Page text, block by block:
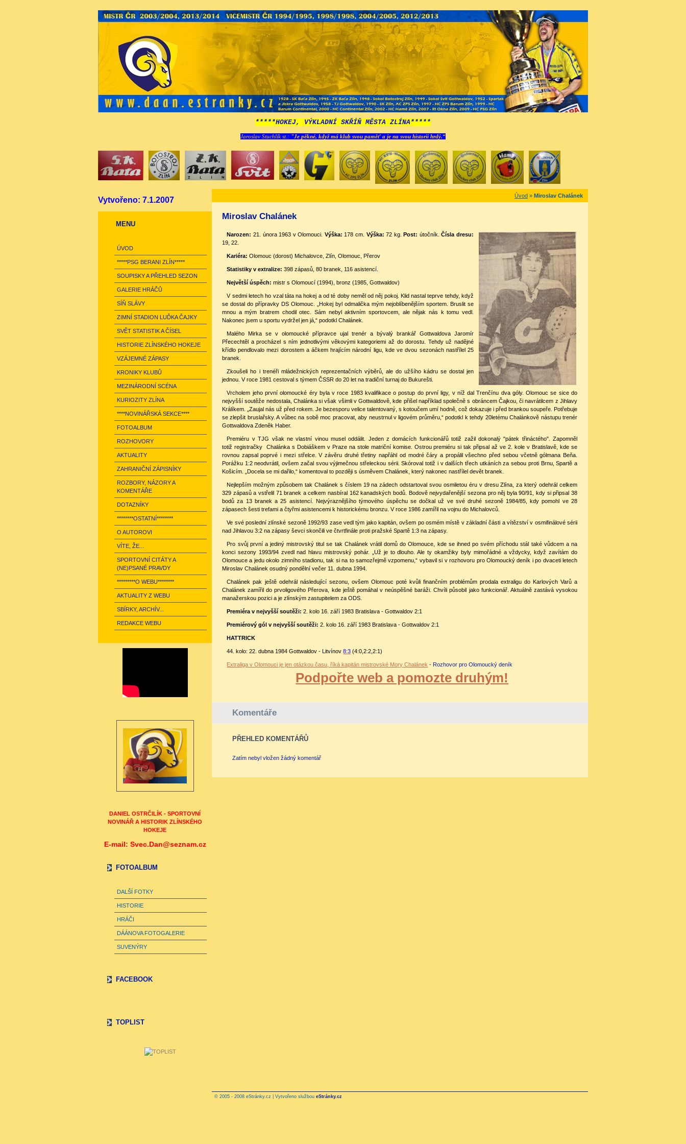
*****HOKEJ, VÝKLADNÍ SKŘÍŇ MĚSTA ZLÍNA*****
Jaroslav Stuchlík st.: "Je pěkné, když má klub svou paměť a je na svou historii hrdý.“
Vytvořeno: 7.1.2007
MENU
ÚVOD
*****PSG BERANI ZLÍN*****
SOUPISKY A PŘEHLED SEZON
GALERIE HRÁČŮ
SÍŇ SLÁVY
ZIMNÍ STADION LUĎKA ČAJKY
SVĚT STATISTIK A ČÍSEL
HISTORIE ZLÍNSKÉHO HOKEJE
VZÁJEMNÉ ZÁPASY
KRONIKY KLUBŮ
MEZINÁRODNÍ SCÉNA
KURIOZITY ZLÍNA
****NOVINÁŘSKÁ SEKCE****
FOTOALBUM
ROZHOVORY
AKTUALITY
ZAHRANIČNÍ ZÁPISNÍKY
ROZBORY, NÁZORY A
KOMENTÁŘE
DOTAZNÍKY
********OSTATNÍ********
O AUTOROVI
VÍTE, ŽE...
SPORTOVNÍ CITÁTY A
(NE)PSANÉ PRAVDY
*********O WEBU********
AKTUALITY Z WEBU
SBÍRKY, ARCHÍV...
REDAKCE WEBU
DANIEL OSTRČILÍK - SPORTOVNÍ
NOVINÁŘ A HISTORIK ZLÍNSKÉHO
HOKEJE
E-mail: Svec.Dan@seznam.cz
FOTOALBUM
DALŠÍ FOTKY
HISTORIE
HRÁČI
DÁÁNOVA FOTOGALERIE
SUVENÝRY
FACEBOOK
TOPLIST
Úvod » Miroslav Chalánek
Miroslav Chalánek
Narozen: 21. února 1963 v Olomouci. Výška: 178 cm. Výška: 72 kg.Post: útočník.Čísla dresu:
19, 22.
Kariéra: Olomouc (dorost) Michalovce, Zlín, Olomouc, Přerov
Statistiky v extralize:398 zápasů, 80 branek, 116 asistencí.
Největší úspěch: mistr s Olomoucí (1994), bronz (1985, Gottwaldov)
V sedmi letech ho vzal táta na hokej a od té doby neměl od něj pokoj. Klid nastal teprve tehdy, když
se dostal do přípravky DS Olomouc. „Hokej byl odmalička mým nejoblíbenějším sportem. Bruslit se
mnou a mým bratrem chodil otec. Sám nebyl aktivním sportovcem, ale nějak nás k tomu vedl.
Nakonec jsem u sportu vydržel jen já,“ podotkl Chalánek.
Malého Mirka se v olomoucké přípravce ujal trenér a bývalý brankář Gottwaldova Jaromír
Přecechtěl a procházel s ním jednotlivými věkovými kategoriemi až do dorostu. Tehdy už nadějné
křídlo pendlovalo mezi dorostem a áčkem hrajícím národní ligu, kde ve dvou sezonách nastřílel 25
branek.
Zkoušeli ho i trenéři mládežnických reprezentačních výběrů, ale do užšího kádru se dostal jen
jednou. V roce 1981 cestoval s týmem ČSSR do 20 let na tradiční turnaj do Bukurešti.
Vrcholem jeho první olomoucké éry byla v roce 1983 kvalifikace o postup do první ligy, v níž dal Trenčínu dva góly. Olomouc se sice do
nejvyšší soutěže nedostala, Chalánka si však všimli v Gottwaldově, kde přišel například společně s obráncem Čajkou, či navrátilcem z Jihlavy
Králíkem. „Zaujal nás už před rokem. Je bezesporu velice talentovaný, s kotoučem umí hodně, což dokazuje i před brankou soupeře. Potřebuje
se zlepšit bruslařsky. A vůbec na sobě moc pracovat, aby neustrnul v ligovém průměru,“ podotkl k tehdy 20letému Chalánkově nástupu trenér
Gottwaldova Zdeněk Haber.
Premiéru v TJG však ne vlastní vinou musel oddálit. Jeden z domácích funkcionářů totiž zažil dokonalý "pátek třináctého". Zapomněl
totiž registračky Chalánka s Dobiáškem v Praze na stole matriční komise. Ostrou premiéru si tak připsal až ve 2. kole v Bratislavě, kde se
rovnou zapsal poprvé i mezi střelce. V závěru druhé třetiny napřáhl od modré čáry a propálil všechno před sebou včetně gólmana Beňa.
Porážku 1:2 neodvrátil, ovšem začal svou výjimečnou střeleckou sérii. Skóroval totiž i v dalších třech utkáních za sebou proti Brnu, Spartě a
Košicím. „Docela se mi dařilo,“ komentoval to později s úsměvem Chalánek, který nakonec nastřílel devět branek.
Nejlepším možným způsobem tak Chalánek s číslem 19 na zádech odstartoval svou osmiletou éru v dresu Zlína, za který odehrál celkem
329 zápasů a vstřelil 71 branek a celkem nasbíral 162 kanadských bodů. Bodově nejvydařenější sezona pro něj byla 90/91, kdy si připsal 38
bodů za 13 branek a 25 asistencí. Nejvýraznějšího týmového úspěchu se dočkal už ve své druhé sezoně 1984/85, kdy pomohl ve 28
zápasech šesti trefami a čtyřmi asistencemi k historickému bronzu. V roce 1986 zamířil na vojnu do Michalovců.
Ve své poslední zlínské sezoně 1992/93 zase vedl tým jako kapitán, ovšem po osmém místě v základní části a vítězství v osmifinálové sérii
nad Jihlavou 3:2 na zápasy ševci skončili ve čtvrtfinále proti pražské Spartě 1:3 na zápasy.
Pro svůj první a jediný mistrovský titul se tak Chalánek vrátil domů do Olomouce, kde se ihned po svém příchodu stál také vůdcem a na
konci sezony 1993/94 zvedl nad hlavu mistrovský pohár. „Už je to dlouho. Ale ty okamžiky byly mimořádné a vždycky, když zavítám do
Olomouce a jedu okolo zimního stadionu, tak si na to samozřejmě vzpomenu,“ vybavil si v rozhovoru pro Olomoucký deník i po dvaceti letech
Miroslav Chalánek osudný pondělní večer 11. dubna 1994.
Chalánek pak ještě odehrál následující sezonu, ovšem Olomouc poté kvůli finančním problémům prodala extraligu do Karlových Varů a
Chalánek zamířil do prvoligového Přerova, kde ještě pomáhal v neúspěšné baráži. Chvíli působil jako funkcionář. Aktuálně zastává vysokou
manažerskou pozici a je zlínským zastupitelem za ODS.
Premiéra v nejvyšší soutěži: 2. kolo 16. září 1983 Bratislava - Gottwaldov 2:1
Premiérový gól v nejvyšší soutěži: 2. kolo 16. září 1983 Bratislava - Gottwaldov 2:1
HATTRICK
44. kolo: 22. dubna 1984 Gottwaldov - Litvínov8:3 (4:0,2:2,2:1)
Extraliga v Olomouci je jen otázkou času, říká kapitán mistrovské Mory Chalánek - Rozhovor pro Olomoucký deník
Podpořte web a pomozte druhým!
Komentáře
PŘEHLED KOMENTÁŘŮ
Zatím nebyl vložen žádný komentář
© 2005 - 2008 eStránky.cz | Vytvořeno službou eStránky.cz